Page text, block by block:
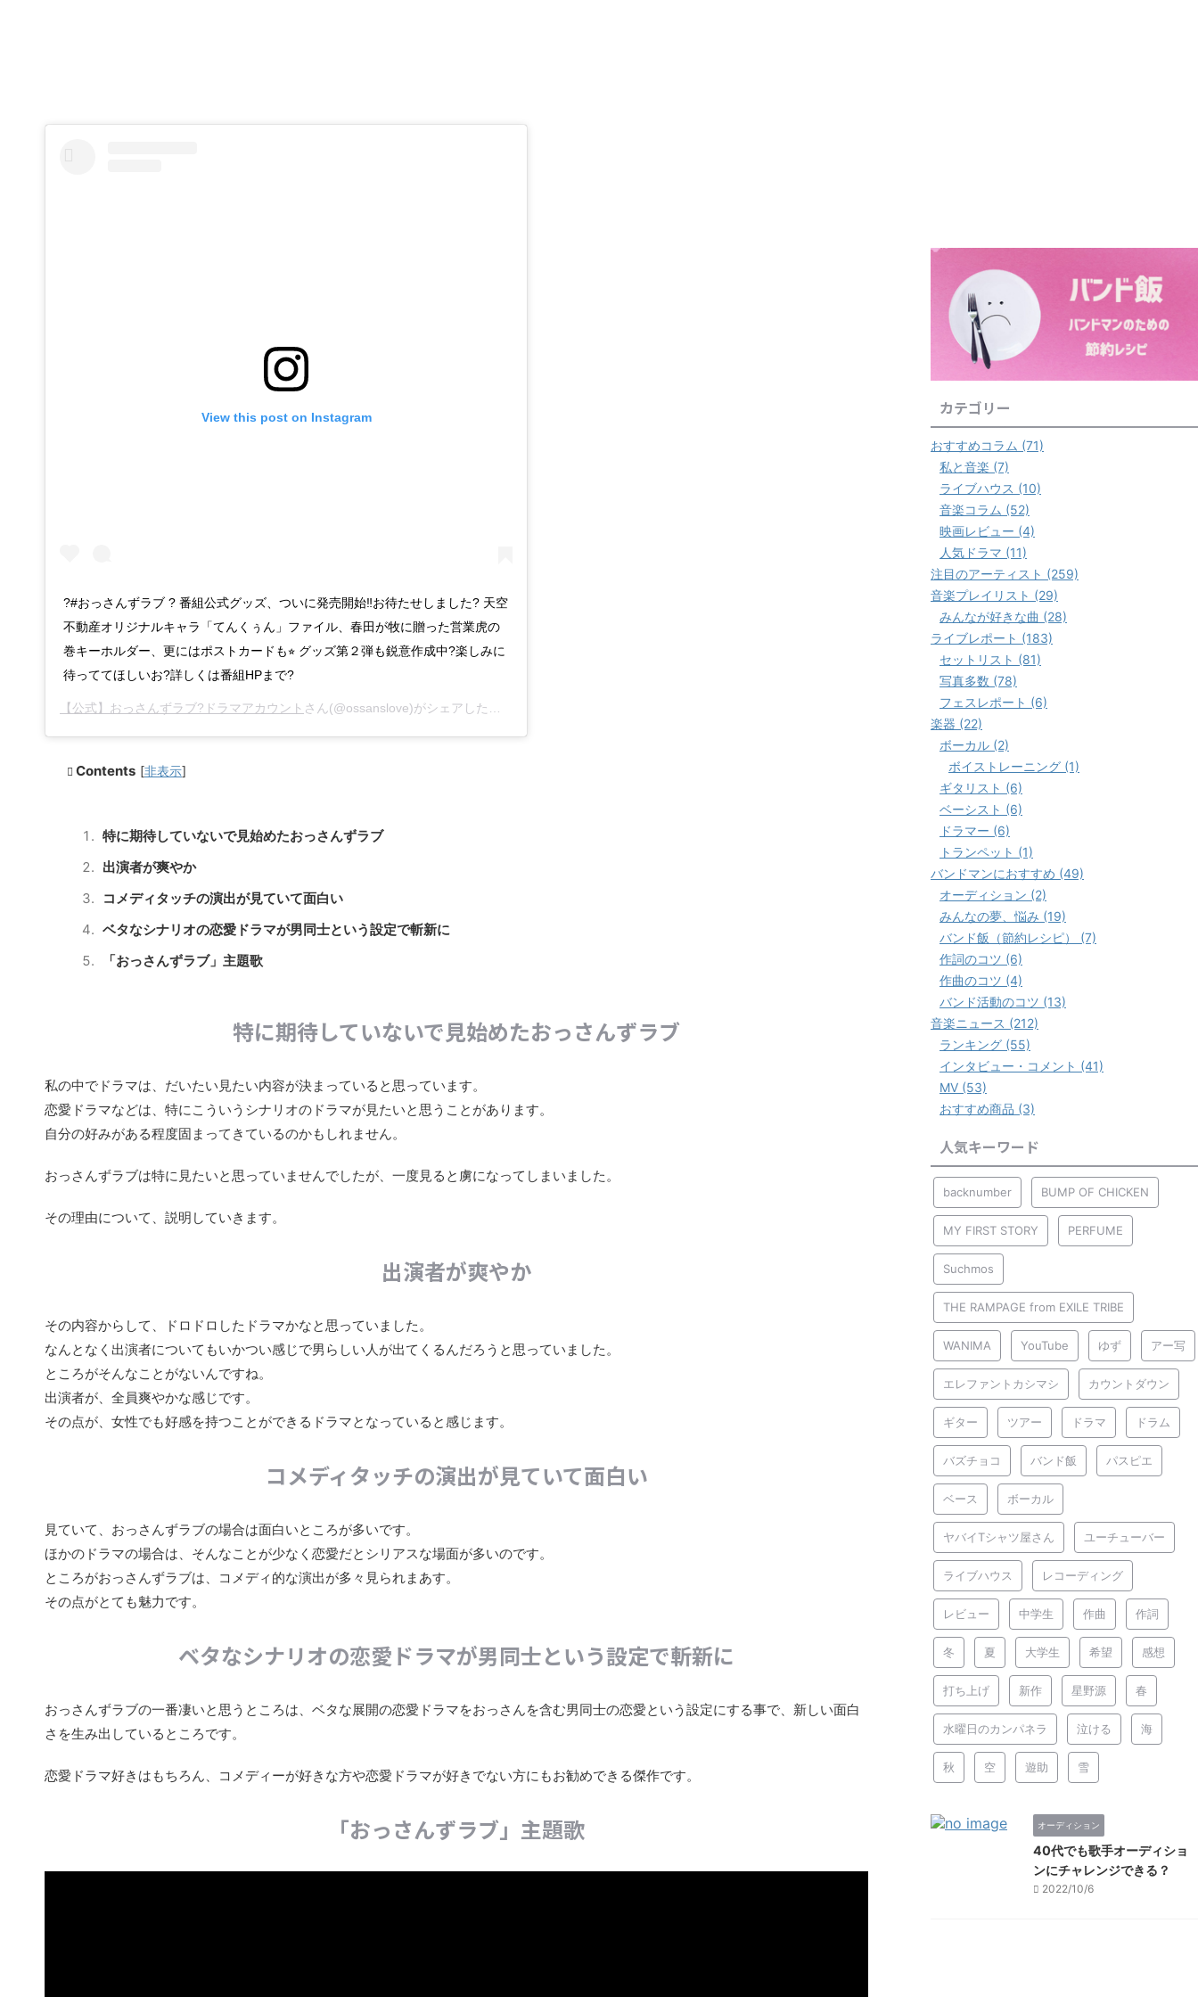
View this post on Instagram
‪?#おっさんずラブ ? ‪番組公式グッズ、ついに発売開始‼️‬お待たせしました? ‪天空
不動産オリジナルキャラ「てんくぅん」ファイル、春田が牧に贈った営業虎の
巻キーホルダー、更にはポストカードも⭐︎‬ グッズ第２弾も鋭意作成中?‬楽しみに
待っててほしいお?‬詳しくは番組HPまで?‬
【公式】おっさんずラブ?ドラマアカウント さん(@ossanslove)がシェアした投稿 -
Contents [非表示]
特に期待していないで見始めたおっさんずラブ
出演者が爽やか
コメディタッチの演出が見ていて面白い
ベタなシナリオの恋愛ドラマが男同士という設定で斬新に
「おっさんずラブ」主題歌
特に期待していないで見始めたおっさんずラブ
私の中でドラマは、だいたい見たい内容が決まっていると思っています。
恋愛ドラマなどは、特にこういうシナリオのドラマが見たいと思うことがあります。
自分の好みがある程度固まってきているのかもしれません。
おっさんずラブは特に見たいと思っていませんでしたが、一度見ると虜になってしまいました。
その理由について、説明していきます。
出演者が爽やか
その内容からして、ドロドロしたドラマかなと思っていました。
なんとなく出演者についてもいかつい感じで男らしい人が出てくるんだろうと思っていました。
ところがそんなことがないんですね。
出演者が、全員爽やかな感じです。
その点が、女性でも好感を持つことができるドラマとなっていると感じます。
コメディタッチの演出が見ていて面白い
見ていて、おっさんずラブの場合は面白いところが多いです。
ほかのドラマの場合は、そんなことが少なく恋愛だとシリアスな場面が多いのです。
ところがおっさんずラブは、コメディ的な演出が多々見られまあす。
その点がとても魅力です。
ベタなシナリオの恋愛ドラマが男同士という設定で斬新に
おっさんずラブの一番凄いと思うところは、ベタな展開の恋愛ドラマをおっさんを含む男同士の恋愛という設定にする事で、新しい面白
さを生み出しているところです。
恋愛ドラマ好きはもちろん、コメディーが好きな方や恋愛ドラマが好きでない方にもお勧めできる傑作です。
「おっさんずラブ」主題歌
カテゴリー
おすすめコラム (71)
私と音楽 (7)
ライブハウス (10)
音楽コラム (52)
映画レビュー (4)
人気ドラマ (11)
注目のアーティスト (259)
音楽プレイリスト (29)
みんなが好きな曲 (28)
ライブレポート (183)
セットリスト (81)
写真多数 (78)
フェスレポート (6)
楽器 (22)
ボーカル (2)
ボイストレーニング (1)
ギタリスト (6)
ベーシスト (6)
ドラマー (6)
トランペット (1)
バンドマンにおすすめ (49)
オーディション (2)
みんなの夢、悩み (19)
バンド飯（節約レシピ） (7)
作詞のコツ (6)
作曲のコツ (4)
バンド活動のコツ (13)
音楽ニュース (212)
ランキング (55)
インタビュー・コメント (41)
MV (53)
おすすめ商品 (3)
人気キーワード
backnumber BUMP OF CHICKEN
MY FIRST STORY PERFUME
Suchmos
THE RAMPAGE from EXILE TRIBE
WANIMA YouTube ゆず アー写
エレファントカシマシ カウントダウン
ギター ツアー ドラマ ドラム
バズチョコ バンド飯 パスピエ
ベース ボーカル
ヤバイTシャツ屋さん ユーチューバー
ライブハウス レコーディング
レビュー 中学生 作曲 作詞
冬 夏 大学生 希望 感想
打ち上げ 新作 星野源 春
水曜日のカンパネラ 泣ける 海
秋 空 遊助 雪
オーディション
40代でも歌手オーディショ
ンにチャレンジできる？
2022/10/6